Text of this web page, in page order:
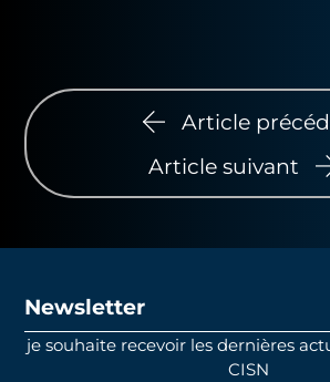
Article
Article suivant
Newsletter
je souhaite recevoir les dernières
CISN